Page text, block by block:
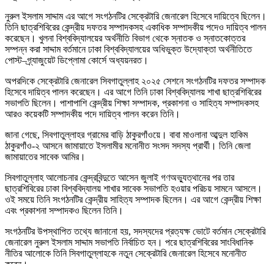
নুরুল ইসলাম সাদ্দাম এর আগে সংগঠনটির সেক্রেটারি জেনারেল হিসেবে দায়িত্বে ছিলেন।
তিনি ছাত্রশিবিরের কেন্দ্রীয় দফতর সম্পাদকসহ একাধিক সম্পাদকীয় পদেও দায়িত্ব পালন
করেছেন। খুলনা বিশ্ববিদ্যালয়ের অর্থনীতি বিভাগ থেকে স্নাতক ও স্নাতকোত্তর
সম্পন্ন করা সাদ্দাম বর্তমানে ঢাকা বিশ্ববিদ্যালয়ের অধিভুক্ত উদ্যোক্তা অর্থনীতিতে
পোস্ট–গ্র্যাজুয়েট ডিপ্লোমা কোর্সে অধ্যয়নরত।
অপরদিকে সেক্রেটারি জেনারেল সিবগাতুল্লাহ ২০২৫ সেশনে সংগঠনটির দফতর সম্পাদক
হিসেবে দায়িত্ব পালন করেছেন। এর আগে তিনি ঢাকা বিশ্ববিদ্যালয় শাখা ছাত্রশিবিরের
সভাপতি ছিলেন। পাশাপাশি কেন্দ্রীয় শিক্ষা সম্পাদক, প্রকাশনা ও সাহিত্য সম্পাদকসহ
আরও কয়েকটি সম্পাদকীয় পদে দায়িত্ব পালন করেন তিনি।
জানা গেছে, সিবগাতুল্লাহর গ্রামের বাড়ি ঠাকুরগাঁওয়ে। বাবা মাওলানা আব্দুল হাকিম
ঠাকুরগাঁও-২ আসনে জামায়াতে ইসলামীর মনোনীত সংসদ সদস্য প্রার্থী। তিনি জেলা
জামায়াতের সাবেক আমির।
সিবগাতুল্লাহ আলোচনার কেন্দ্রবিন্দুতে আসেন জুলাই গণঅভ্যুত্থানের পর তার
ছাত্রশিবিরের ঢাকা বিশ্ববিদ্যালয় শাখার সাবেক সভাপতি হওয়ার পরিচয় সামনে আসলে।
ওই সময়ে তিনি সংগঠনটির কেন্দ্রীয় সাহিত্য সম্পাদক ছিলেন। এর আগে কেন্দ্রীয় শিক্ষা
এবং প্রকাশনা সম্পাদকও ছিলেন তিনি।
সংগঠনটির উপস্থাপিত তথ্যে জানানো হয়, সদস্যদের প্রত্যক্ষ ভোটে বর্তমান সেক্রেটারি
জেনারেল নুরুল ইসলাম সাদ্দাম সভাপতি নির্বাচিত হন। পরে ছাত্রশিবিরের সাংবিধানিক
নীতির আলোকে তিনি সিবগাতুল্লাহকে নতুন সেক্রেটারি জেনারেল হিসেবে মনোনীত